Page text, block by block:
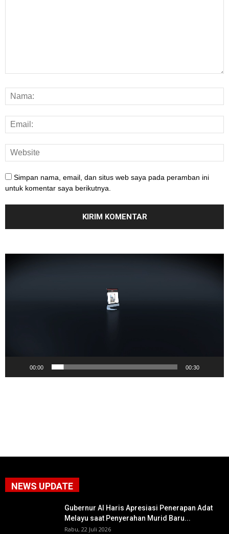
Simpan nama, email, dan situs web saya pada peramban ini
untuk komentar saya berikutnya.
00:00 00:30
NEWS UPDATE
Gubernur Al Haris Apresiasi Penerapan Adat
Melayu saat Penyerahan Murid Baru...
Rabu, 22 Juli 2026